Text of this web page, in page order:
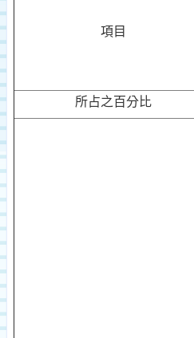
項目
所占之百分比